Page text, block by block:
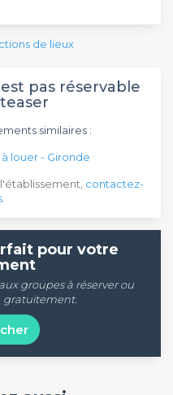
de lieux
pas réservable
similaires :
louer - Gironde
contactez-
pour votre
groupes à réserver ou
gratuitement.